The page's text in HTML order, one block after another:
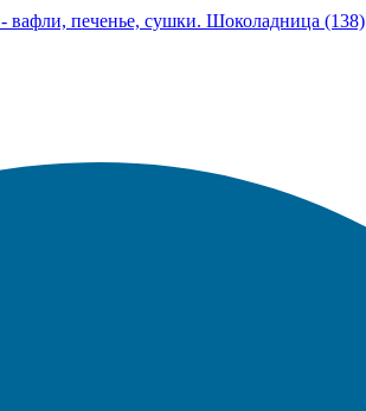
печенье, сушки. Шоколадница (138)